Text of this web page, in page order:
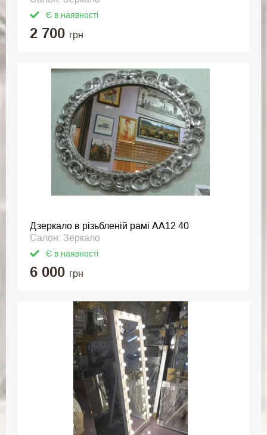
Є в наявності
2 700 грн
Дзеркало в різьбленій рамі АА12 40
Салон: Зеркало
Є в наявності
6 000 грн